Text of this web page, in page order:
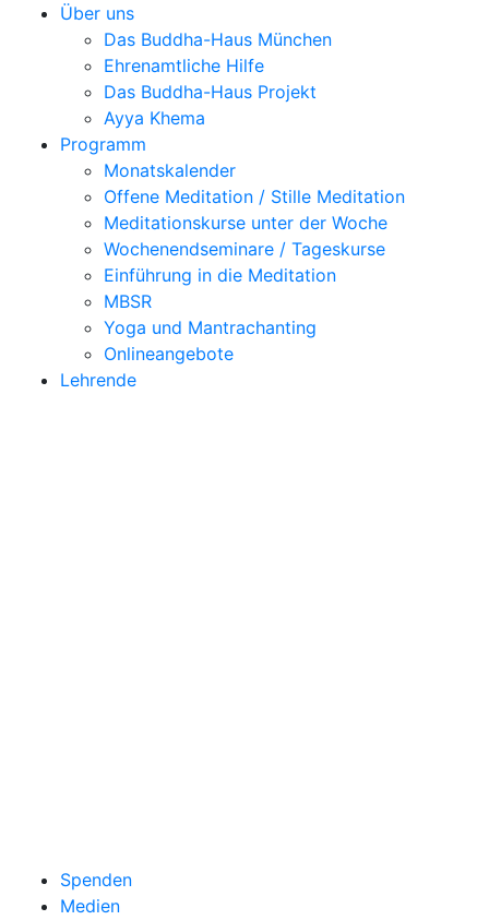
Über uns
Das Buddha-Haus München
Ehrenamtliche Hilfe
Das Buddha-Haus Projekt
Ayya Khema
Programm
Monatskalender
Offene Meditation / Stille Meditation
Meditationskurse unter der Woche
Wochenendseminare / Tageskurse
Einführung in die Meditation
MBSR
Yoga und Mantrachanting
Onlineangebote
Lehrende
Spenden
Medien